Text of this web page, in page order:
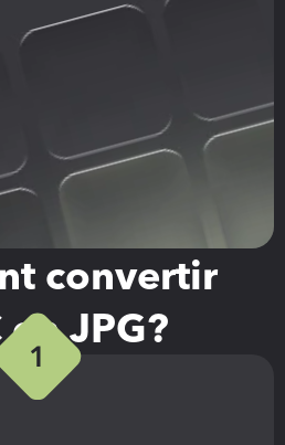
convertir
en JPG?